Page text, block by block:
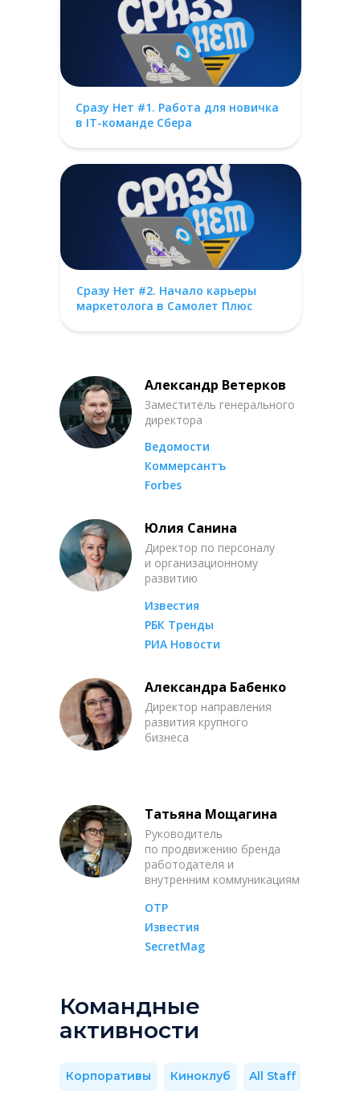
Сразу Нет #2. Начало карьеры
маркетолога в Самолет Плюс
Сразу Нет #1. Работа для новичка
в IT-команде Сбера
Александр Ветерков
Заместитель генерального
директора
Ведомости
Коммерсантъ
Forbes
Юлия Санина
Директор по персоналу
и организационному
развитию
Известия
РБК Тренды
РИА Новости
Александра Бабенко
Директор направления
развития крупного
бизнеса
Татьяна Мощагина
Руководитель
по продвижению бренда
работодателя и
внутренним коммуникациям
ОТР
Известия
SecretMag
Командные
активности
Корпоративы Киноклуб All Staff